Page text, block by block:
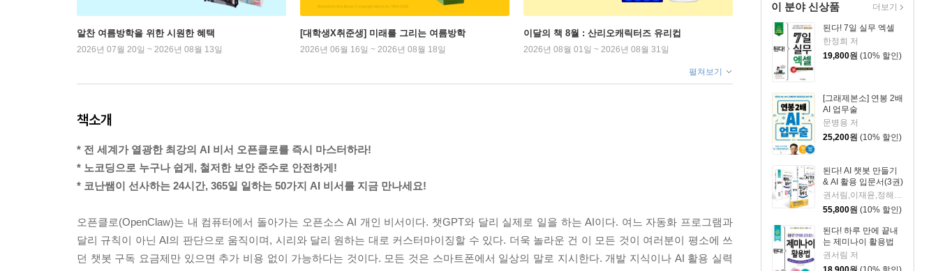
이 분야 신상품
된다! 7일 실무 엑셀
한정희 저
19,800원 (10% 할인)
[그래제본소] 연봉 2배
AI 업무술
문병용 저
25,200원 (10% 할인)
된다! AI 챗봇 만들기
& AI 활용 입문서(3권)
권서림,이재윤,정해준,프롬프트 크리에이터 저
55,800원 (10% 할인)
된다! 하루 만에 끝내
는 제미나이 활용법
권서림 저
더보기
알찬 여름방학을 위한 시원한 혜택
2026년 07월 20일 ~ 2026년 08월 13일
[대학생X취준생] 미래를 그리는 여름방학
2026년 06월 16일 ~ 2026년 08월 18일
이달의 책 8월 : 산리오캐릭터즈 유리컵
2026년 08월 01일 ~ 2026년 08월 31일
펼쳐보기
책소개
* 전 세계가 열광한 최강의 AI 비서 오픈클로를 즉시 마스터하라!
* 노코딩으로 누구나 쉽게, 철저한 보안 준수로 안전하게!
* 코난쌤이 선사하는 24시간, 365일 일하는 50가지 AI 비서를 지금 만나세요!
오픈클로(OpenClaw)는 내 컴퓨터에서 돌아가는 오픈소스 AI 개인 비서이다. 챗GPT와 달리 실제로 일을 하는 AI이다. 여느 자동화 프로그램과
달리 규칙이 아닌 AI의 판단으로 움직이며, 시리와 달리 원하는 대로 커스터마이징할 수 있다. 더욱 놀라운 건 이 모든 것이 여러분이 평소에 쓰
던 챗봇 구독 요금제만 있으면 추가 비용 없이 가능하다는 것이다. 모든 것은 스마트폰에서 일상의 말로 지시한다. 개발 지식이나 AI 활용 실력